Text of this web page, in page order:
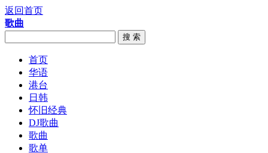
返回首页
歌曲
搜 索
首页
华语
港台
日韩
怀旧经典
DJ歌曲
歌曲
歌单